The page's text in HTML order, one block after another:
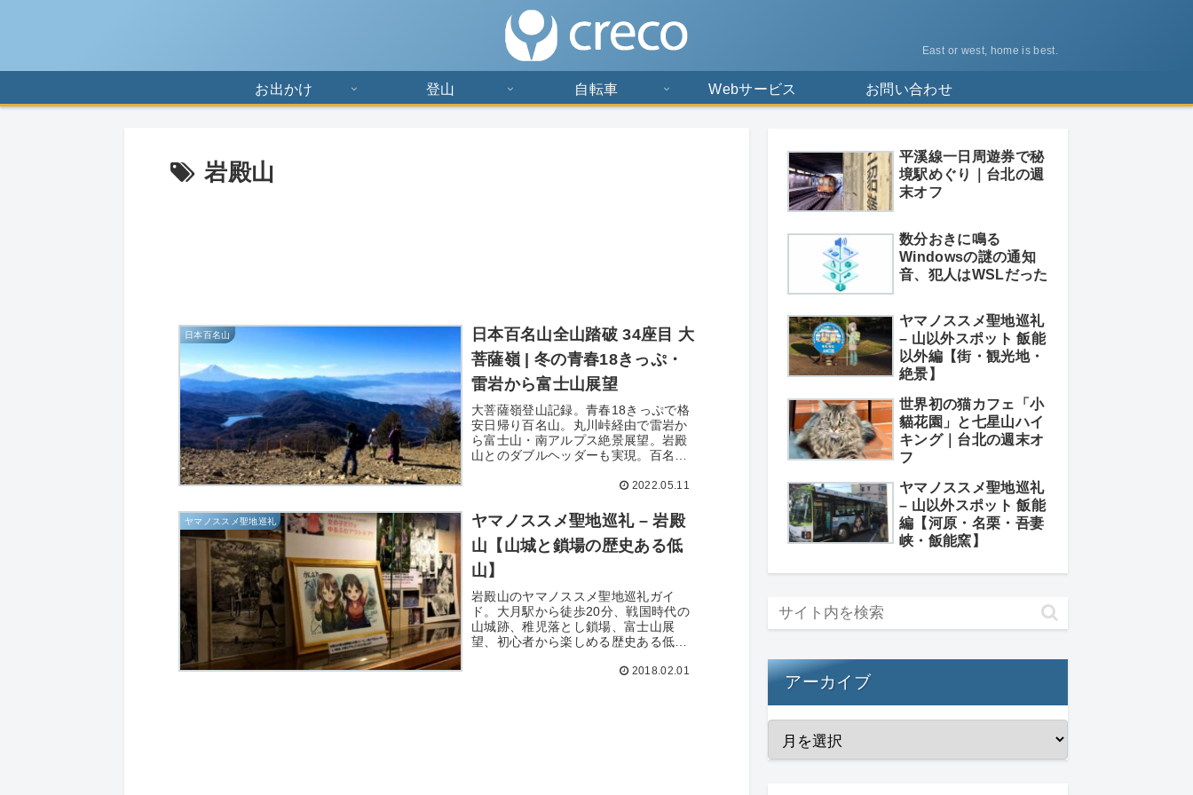
East or west, home is best.
お出かけ 登山 自転車 Webサービス お問い合わせ
岩殿山
日本百名山
日本百名山全山踏破 34座目 大
菩薩嶺 | 冬の青春18きっぷ・
雷岩から富士山展望
大菩薩嶺登山記録。青春18きっぷで格
安日帰り百名山。丸川峠経由で雷岩か
ら富士山・南アルプス絶景展望。岩殿
山とのダブルヘッダーも実現。百名山
2022.05.11
ヤマノススメ聖地巡礼
ヤマノススメ聖地巡礼 – 岩殿
山【山城と鎖場の歴史ある低
山】
岩殿山のヤマノススメ聖地巡礼ガイ
ド。大月駅から徒歩20分、戦国時代の
山城跡、稚児落とし鎖場、富士山展
望、初心者から楽しめる歴史ある低山
2018.02.01
平溪線一日周遊券で秘
境駅めぐり｜台北の週
末オフ
数分おきに鳴る
Windowsの謎の通知
音、犯人はWSLだった
ヤマノススメ聖地巡礼
– 山以外スポット 飯能
以外編【街・観光地・
絶景】
世界初の猫カフェ「小
貓花園」と七星山ハイ
キング｜台北の週末オ
フ
ヤマノススメ聖地巡礼
– 山以外スポット 飯能
編【河原・名栗・吾妻
峡・飯能窯】
アーカイブ